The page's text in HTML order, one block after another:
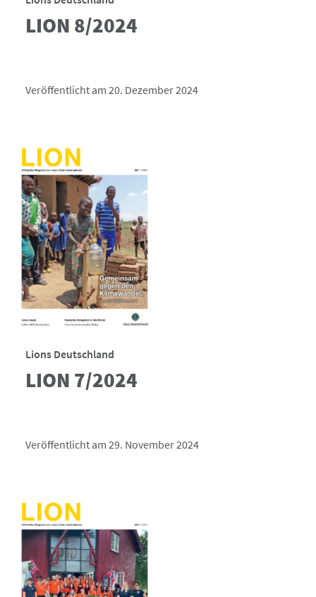
LION 8/2024
Veröffentlicht am 20. Dezember 2024
Lions Deutschland
LION 7/2024
Veröffentlicht am 29. November 2024